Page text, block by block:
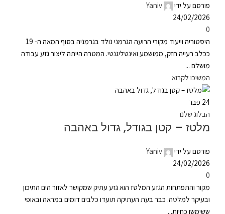
פורסם על ידי
Yaniv
24/02/2026
0
היסטוריה וייעוד מקורי הרועה הגרמני נולד בגרמניה בסוף המאה ה- 19
ככלב רעייה חזק, ממושמע ואינטליגנטי. המטרה הייתה ליצור גזע עבודה
מושלם ...
המשיכו לקרוא
24 פבר
הבלוג שלנו
מלטז – קטן בגודל, גדול באהבה
פורסם על ידי
Yaniv
24/02/2026
0
מקור והתפתחות הגזע המלטז הוא גזע עתיק שמקושר לאזור הים התיכון
ובעיקר למלטה. כבר בעת העתיקה תועדו כלבים דומים במראה ובאופי
ששימשו כחיות...